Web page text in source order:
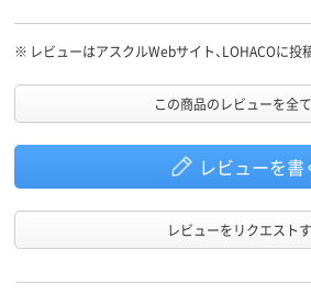
※ レビューはアスクルWebサイト、LOHACOに投
この商品のレビューを全
レビューを書
レビューをリクエスト